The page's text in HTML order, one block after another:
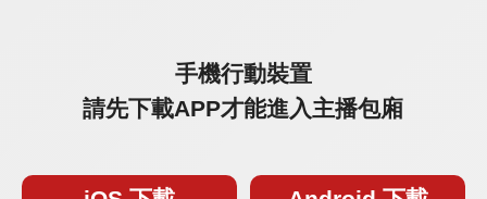
手機行動裝置
請先下載APP才能進入主播包廂